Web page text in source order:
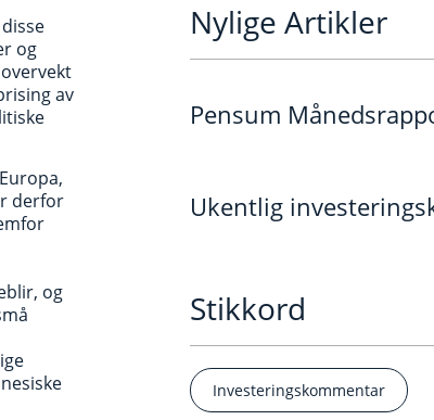
og
av
derfor
og
Nylige Artikler
Pensum
Ukentlig
Stikkord
Investeringskommentar